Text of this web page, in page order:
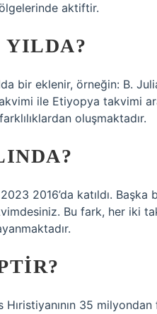
aktiftir.
YILDA?
bir eklenir, örneğin: B.
ile Etiyopya takvimi
oluşmaktadır.
2016’da katıldı. Başka
Bu fark, her iki
35